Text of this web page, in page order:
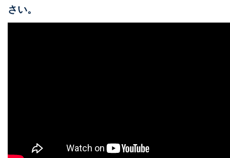
さい。